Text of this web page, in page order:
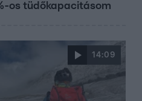
os tüdőkapacitásom
14:09